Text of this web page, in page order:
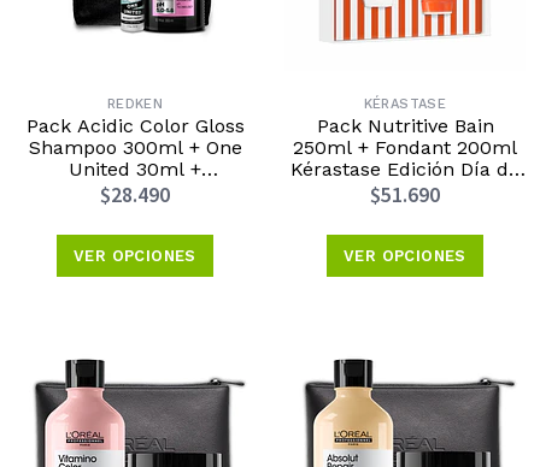
REDKEN
Pack Acidic Color Gloss
Shampoo 300ml + One
United 30ml +
Cosmetiquero Redken
Edición Día de las Madres
2026
$28.490
VER OPCIONES
KÉRASTASE
Pack Nutritive Bain
250ml + Fondant 200ml
Kérastase Edición Día de
la Madre 2026
$51.690
VER OPCIONES